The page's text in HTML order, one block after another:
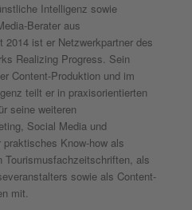
Intelligenz sowie
Berater aus
2014 ist er Netzwerkpartner des
Realizing Progress. Sein
Content-Produktion und im
teilt er in praxisorientierten
seine weiteren
Social Media und
Know-how als
Tourismusfachzeitschriften, als
sowie als Content-
mit.